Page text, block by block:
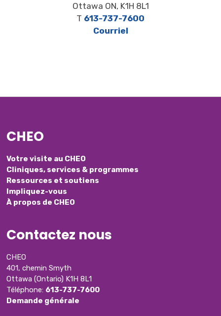
Ottawa ON, K1H 8L1
T 613-737-7600
Courriel
CHEO
Votre visite au CHEO
Cliniques, services & programmes
Ressources et soutiens
Impliquez-vous
À propos de CHEO
Contactez nous
CHEO
401, chemin Smyth
Ottawa (Ontario) K1H 8L1
Téléphone: 613-737-7600
Demande générale